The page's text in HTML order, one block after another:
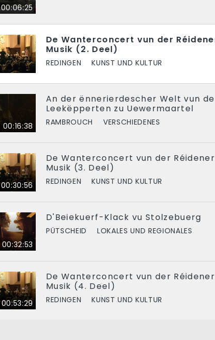
00:06:25
De Wanterconcert vun der
Musik (2. Deel)
REDINGEN KUNST UND KULTUR
00:16:38
An der ënnerierdescher Welt vun de
Leekëpperten zu Uewermaartel
RAMBROUCH VERSCHIEDENES
00:30:56
De Wanterconcert vun der Réidener
Musik (3. Deel)
REDINGEN KUNST UND KULTUR
00:32:53
D'Beiekuerf-Klack vu Stolzebuerg
PÜTSCHEID LOKALES UND REGIONALES
00:53:29
De Wanterconcert vun der Réidener
Musik (4. Deel)
REDINGEN KUNST UND KULTUR